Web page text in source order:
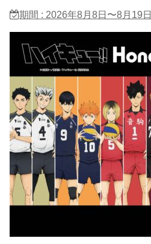
期間 : 2026年8月8日〜8月19日